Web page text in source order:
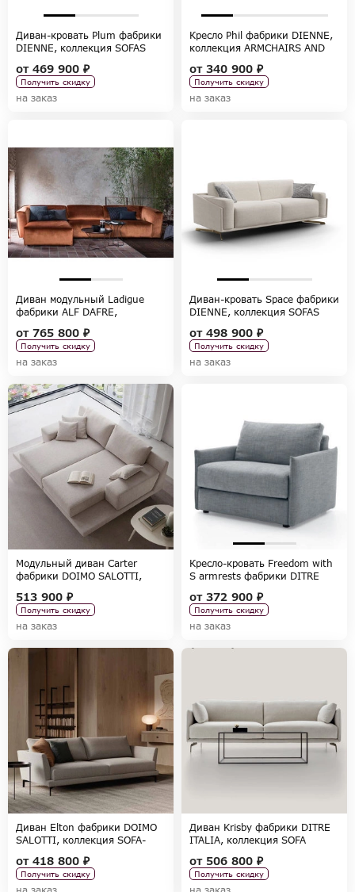
Диван-кровать Plum фабрики
DIENNE, коллекция SOFAS
от469 900 ₽
Получить скидку
на заказ
Кресло Phil фабрики DIENNE,
коллекция ARMCHAIRS AND
от340 900 ₽
Получить скидку
на заказ
Диван модульный Ladigue
фабрики ALF DAFRE,
TAVOLINI
от765 800 ₽
Получить скидку
на заказ
Диван-кровать Space фабрики
DIENNE, коллекция SOFAS
от498 900 ₽
Получить скидку
на заказ
Модульный диван Carter
фабрики DOIMO SALOTTI,
513 900 ₽
Получить скидку
на заказ
Кресло-кровать Freedom with
S armrests фабрики DITRE
COLLECTION
от372 900 ₽
Получить скидку
на заказ
Диван Elton фабрики DOIMO
SALOTTI, коллекция SOFA-
от418 800 ₽
Получить скидку
Диван Krisby фабрики DITRE
ITALIA, коллекция SOFA
от506 800 ₽
Получить скидку